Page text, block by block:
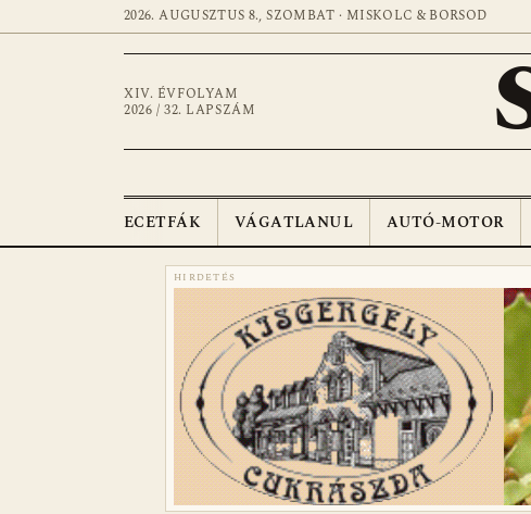
2026. AUGUSZTUS 8., SZOMBAT · MISKOLC & BORSOD
XIV. ÉVFOLYAM
2026 / 32. LAPSZÁM
ECETFÁK VÁGATLANUL AUTÓ-MOTOR
HIRDETÉS